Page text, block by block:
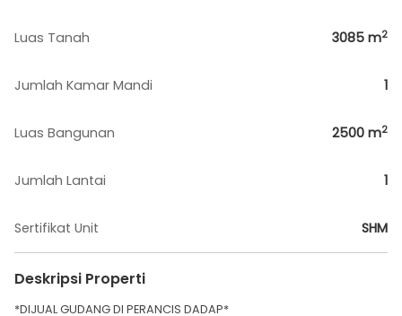
Luas Tanah 3085 m2
Jumlah Kamar Mandi 1
Luas Bangunan 2500 m2
Jumlah Lantai 1
Sertifikat Unit SHM
Deskripsi Properti
*DIJUAL GUDANG DI PERANCIS DADAP*